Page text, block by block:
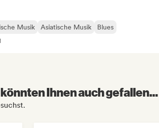
Musik Asiatische Musik
Blues
Ihnen auch gefallen...